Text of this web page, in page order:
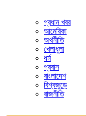
প্রধান খবর
আমেরিকা
অর্থনীতি
খেলাধুলা
ধর্ম
প্রবাস
বাংলাদেশ
বিশ্বজুড়ে
রাজনীতি